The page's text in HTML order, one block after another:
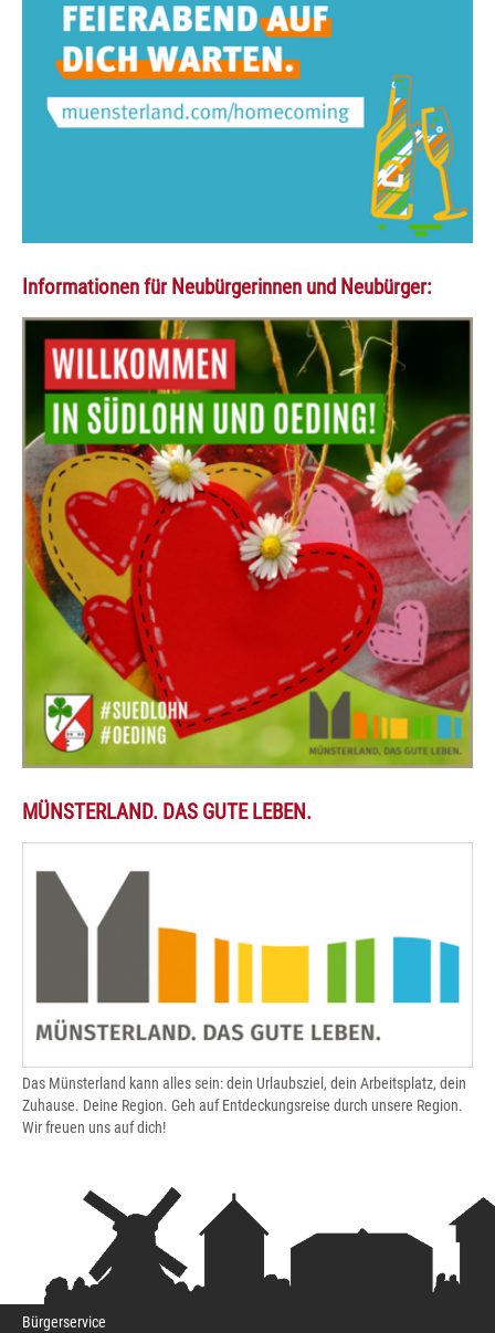
Informationen für Neubürgerinnen und Neubürger:
MÜNSTERLAND. DAS GUTE LEBEN.
Das Münsterland kann alles sein: dein Urlaubsziel, dein Arbeitsplatz, dein
Zuhause. Deine Region. Geh auf Entdeckungsreise durch unsere Region.
Wir freuen uns auf dich!
Bürgerservice